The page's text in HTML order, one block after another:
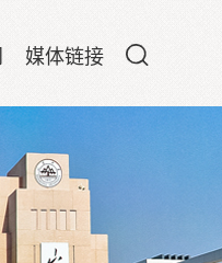
媒体链接